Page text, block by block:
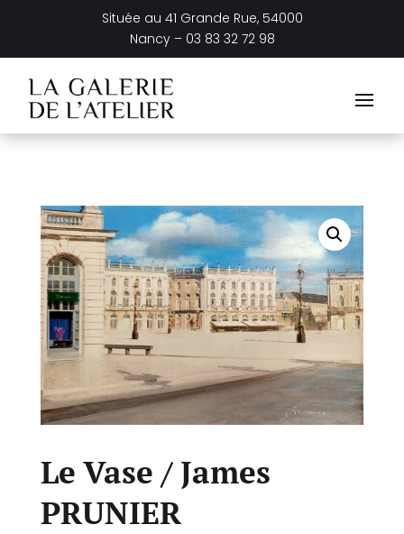
Située au 41 Grande Rue, 54000
Nancy – 03 83 32 72 98
Le Vase / James
PRUNIER